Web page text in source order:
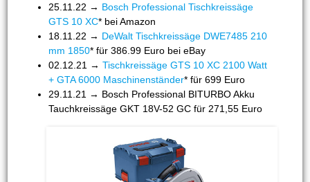
25.11.22 → Bosch Professional Tischkreissäge
GTS 10 XC* bei Amazon
18.11.22 → DeWalt Tischkreissäge DWE7485 210
mm 1850* für 386.99 Euro bei eBay
02.12.21 →Tischkreissäge GTS 10 XC 2100 Watt
+ GTA 6000 Maschinenständer* für 699 Euro
29.11.21 → Bosch Professional BITURBO Akku
Tauchkreissäge GKT 18V-52 GC für 271,55 Euro